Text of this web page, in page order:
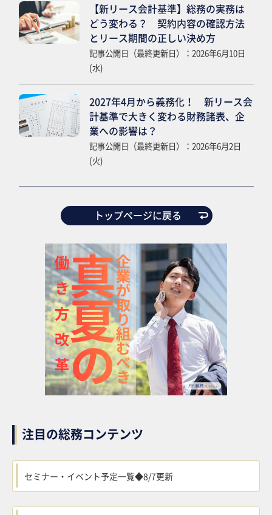
【新リース会計基準】総務の実務は
どう変わる？ 契約内容の確認方法
とリース期間の正しい決め方
記事公開日（最終更新日）：2026年6月10日
(水)
2027年4月から義務化！ 新リース会
計基準で大きく変わる財務諸表、企
業への影響は？
記事公開日（最終更新日）：2026年6月2日
(火)
トップページに戻る
注目の総務コンテンツ
セミナー・イベント予定一覧◆8/7更新